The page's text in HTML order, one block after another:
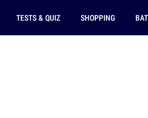
TESTS & QUIZ SHOPPING